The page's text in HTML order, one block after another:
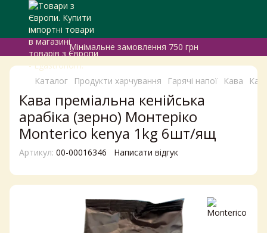
Мінімальне замовлення 750 грн
Каталог Продукти харчування Гарячі напої Кава
Кава преміальна кенійська
арабіка (зерно) Монтеріко
Monterico kenya 1kg 6шт/ящ
Артикул: 00-00016346 Написати відгук